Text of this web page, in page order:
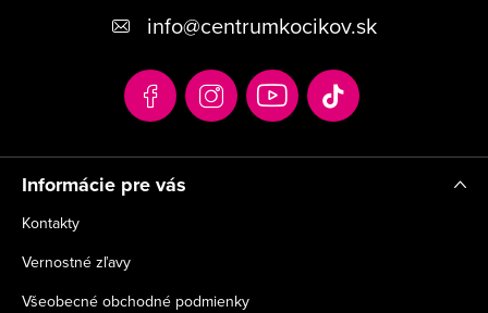
e
info@centrumkocikov.sk
Informácie pre vás
Kontakty
Vernostné zľavy
Všeobecné obchodné podmienky